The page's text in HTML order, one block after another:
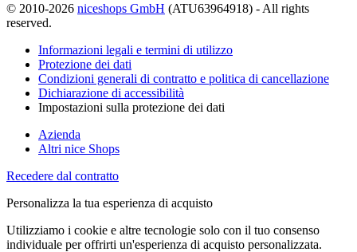
© 2010-2026 niceshops GmbH (ATU63964918) - All rights
reserved.
Informazioni legali e termini di utilizzo
Protezione dei dati
Condizioni generali di contratto e politica di cancellazione
Dichiarazione di accessibilità
Impostazioni sulla protezione dei dati
Azienda
Altri nice Shops
Recedere dal contratto
Personalizza la tua esperienza di acquisto
Utilizziamo i cookie e altre tecnologie solo con il tuo consenso
individuale per offrirti un'esperienza di acquisto personalizzata.